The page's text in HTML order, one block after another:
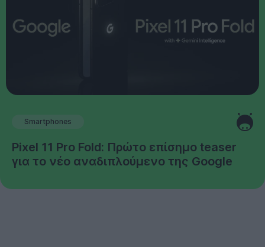
Smartphones
Pixel 11 Pro Fold: Πρώτο επίσημο teaser
για το νέο αναδιπλούμενο της Google